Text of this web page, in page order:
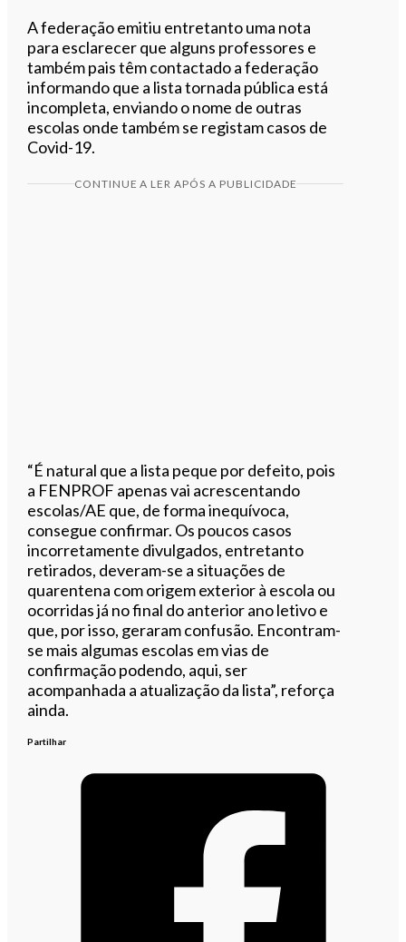
A federação emitiu entretanto uma nota
para esclarecer que alguns professores e
também pais têm contactado a federação
informando que a lista tornada pública está
incompleta, enviando o nome de outras
escolas onde também se registam casos de
Covid-19.
CONTINUE A LER APÓS A PUBLICIDADE
“É natural que a lista peque por defeito, pois
a FENPROF apenas vai acrescentando
escolas/AE que, de forma inequívoca,
consegue confirmar. Os poucos casos
incorretamente divulgados, entretanto
retirados, deveram-se a situações de
quarentena com origem exterior à escola ou
ocorridas já no final do anterior ano letivo e
que, por isso, geraram confusão. Encontram-
se mais algumas escolas em vias de
confirmação podendo, aqui, ser
acompanhada a atualização da lista”, reforça
ainda.
Partilhar